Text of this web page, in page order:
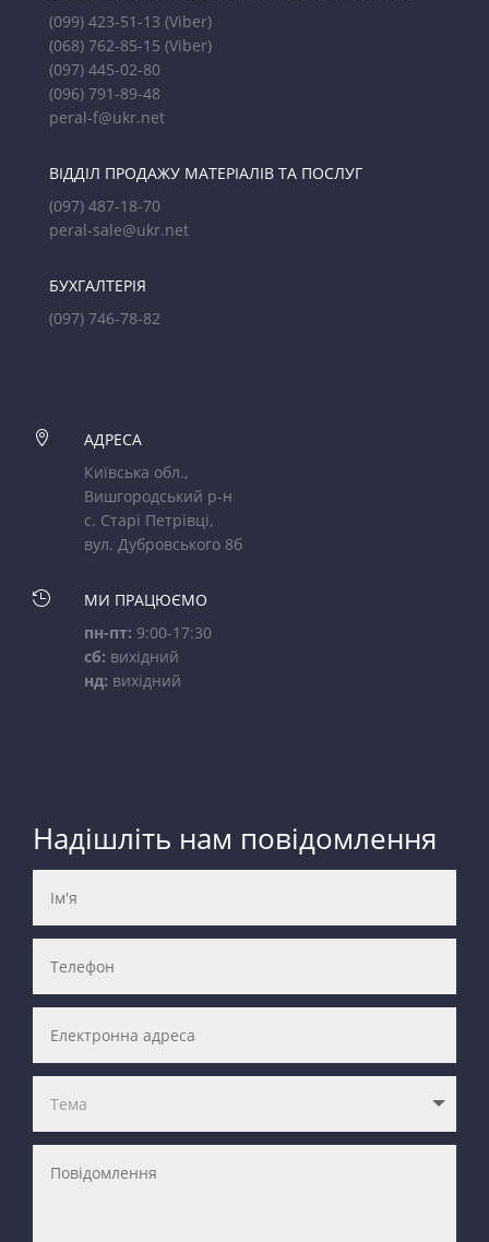
(099) 423-51-13 (Viber)
(068) 762-85-15 (Viber)
(097) 445-02-80
(096) 791-89-48
peral-f@ukr.net
ВІДДІЛ ПРОДАЖУ МАТЕРІАЛІВ ТА ПОСЛУГ
(097) 487-18-70
peral-sale@ukr.net
БУХГАЛТЕРІЯ
(097) 746-78-82

АДРЕСА
Київська обл.,
Вишгородський р-н
с. Старі Петрівці,
вул. Дубровського 8б

МИ ПРАЦЮЄМО
пн-пт: 9:00-17:30
сб: вихідний
нд: вихідний
Надішліть нам повідомлення